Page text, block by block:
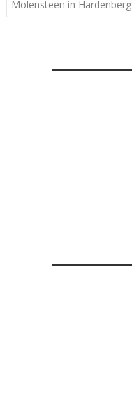
Molensteen in Hardenberg